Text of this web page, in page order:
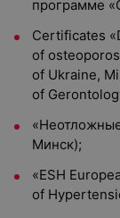
программе
Certificates
of
of Ukraine,
of
Минск);
«ESH
of